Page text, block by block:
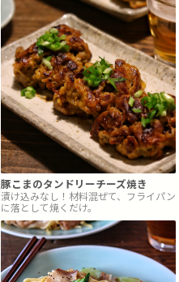
豚こまのタンドリーチーズ焼き
漬け込みなし！材料混ぜて、フライパン
に落として焼くだけ。